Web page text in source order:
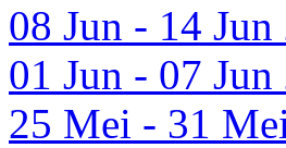
08 Jun - 14 Jun
01 Jun - 07 Jun
25 Mei - 31